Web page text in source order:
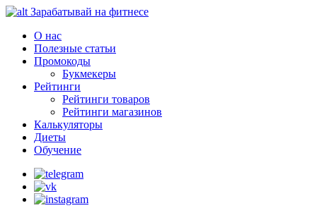
Зарабатывай на фитнесе
О нас
Полезные статьи
Промокоды
Букмекеры
Рейтинги
Рейтинги товаров
Рейтинги магазинов
Калькуляторы
Диеты
Обучение